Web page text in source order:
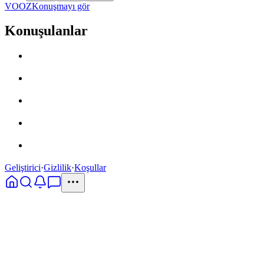
VOOZKonuşmayı gör
Konuşulanlar
Geliştirici·Gizlilik·Koşullar